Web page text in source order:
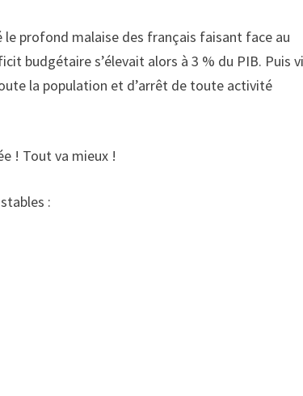
le profond malaise des français faisant face au
budgétaire s’élevait alors à 3 % du PIB. Puis
la population et d’arrêt de toute activité
! Tout va mieux !
: